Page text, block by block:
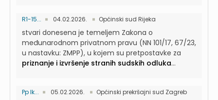
R1-15... 04.02.2026. Općinski sud Rijeka
stvari donesena je temeljem Zakona o
međunarodnom privatnom pravu (NN 101/17, 67/23,
u nastavku: ZMPP), u kojem su pretpostavke za
priznanje i izvršenje stranih sudskih odluka...
Pp Ik... 05.02.2026. Općinski prekršajni sud Zagreb